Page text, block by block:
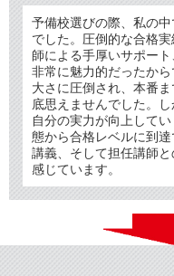
予備校選びの際、私の
でした。圧倒的な合格
師による手厚いサポー
非常に魅力的だったから
大さに圧倒され、本番
底思えませんでした。
自分の実力が向上して
態から合格レベルに到
講義、そして担任講師
感じています。